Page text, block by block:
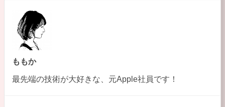
ももか
最先端の技術が大好きな、元Apple社員です！